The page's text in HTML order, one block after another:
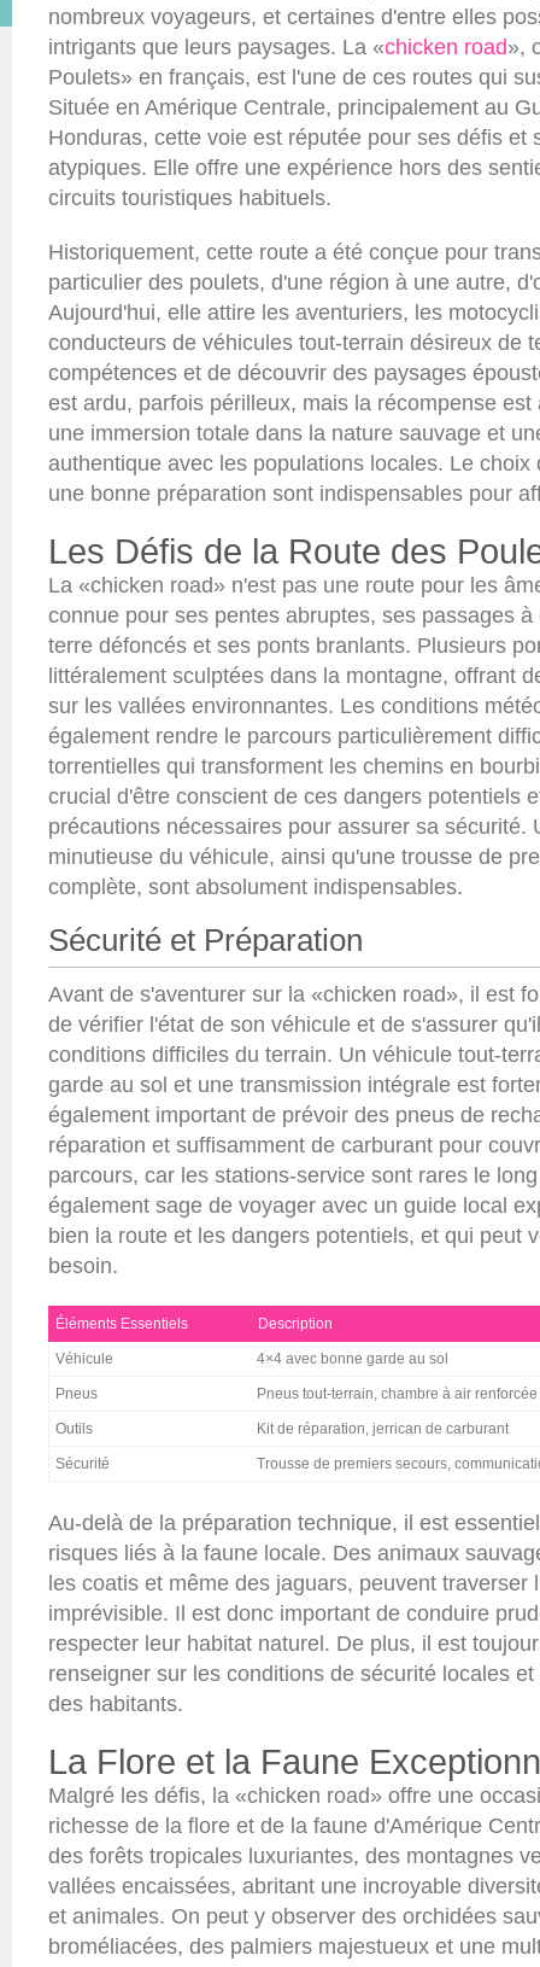
nombreux voyageurs, et certaines d'entre elles
intrigants que leurs paysages. La «chicken road»,
Poulets» en français, est l'une de ces routes qui
Située en Amérique Centrale, principalement au
Honduras, cette voie est réputée pour ses défis et
atypiques. Elle offre une expérience hors des
circuits touristiques habituels.
Historiquement, cette route a été conçue pour
particulier des poulets, d'une région à une autre,
Aujourd'hui, elle attire les aventuriers, les
conducteurs de véhicules tout-terrain désireux de
compétences et de découvrir des paysages
est ardu, parfois périlleux, mais la récompense
une immersion totale dans la nature sauvage et
authentique avec les populations locales. Le choix
une bonne préparation sont indispensables pour
Les Défis de la Route des
La «chicken road» n'est pas une route pour les
connue pour ses pentes abruptes, ses passages
terre défoncés et ses ponts branlants. Plusieurs
littéralement sculptées dans la montagne, offrant
sur les vallées environnantes. Les conditions
également rendre le parcours particulièrement
torrentielles qui transforment les chemins en
crucial d'être conscient de ces dangers potentiels
précautions nécessaires pour assurer sa sécurité.
minutieuse du véhicule, ainsi qu'une trousse de
complète, sont absolument indispensables.
Sécurité et Préparation
Avant de s'aventurer sur la «chicken road», il est
de vérifier l'état de son véhicule et de s'assurer
conditions difficiles du terrain. Un véhicule tout-
garde au sol et une transmission intégrale est
également important de prévoir des pneus de
réparation et suffisamment de carburant pour
parcours, car les stations-service sont rares le
également sage de voyager avec un guide local
bien la route et les dangers potentiels, et qui peut
besoin.
Éléments Essentiels Description
Véhicule 4×4 avec bonne garde au sol
Pneus Pneus tout-terrain, chambre à air renforcée
Outils Kit de réparation, jerrican de carburant
Sécurité Trousse de premiers secours,
Au-delà de la préparation technique, il est
risques liés à la faune locale. Des animaux
les coatis et même des jaguars, peuvent traverser
imprévisible. Il est donc important de conduire
respecter leur habitat naturel. De plus, il est
renseigner sur les conditions de sécurité locales
des habitants.
La Flore et la Faune
Malgré les défis, la «chicken road» offre une
richesse de la flore et de la faune d'Amérique
des forêts tropicales luxuriantes, des montagnes
vallées encaissées, abritant une incroyable
et animales. On peut y observer des orchidées
broméliacées, des palmiers majestueux et une